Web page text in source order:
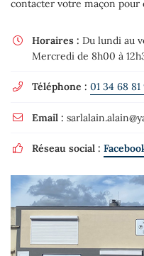
contacter votre maçon
 Horaires : Du lundi au
Mercredi de 8h00 à
 Téléphone : 01 34 68 81
 Email :
 Réseau social :